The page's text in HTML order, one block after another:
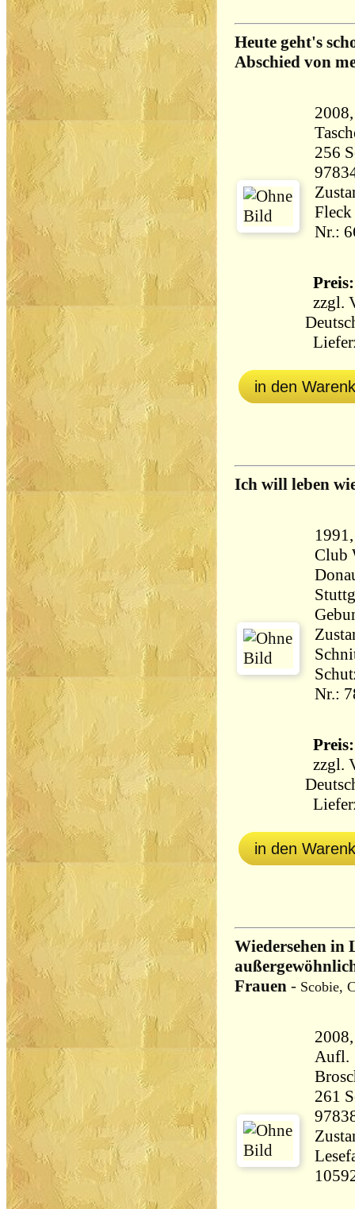
Heute geht's
Abschied von
256 Seiten
Fleck
Nr.:
zzgl.
in den
Ich will leben
Club
Nr.:
zzgl.
in den
Wiedersehen in
Frauen - Scobie,
Aufl.
261 Seiten